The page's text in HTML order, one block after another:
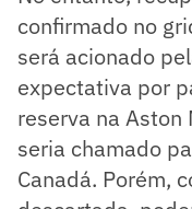
confirmado no
será acionado
expectativa por
reserva na Aston
seria chamado
Canadá. Porém,